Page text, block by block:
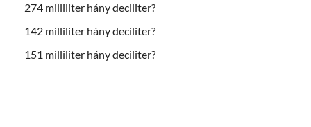
274 milliliter hány deciliter?
142 milliliter hány deciliter?
151 milliliter hány deciliter?